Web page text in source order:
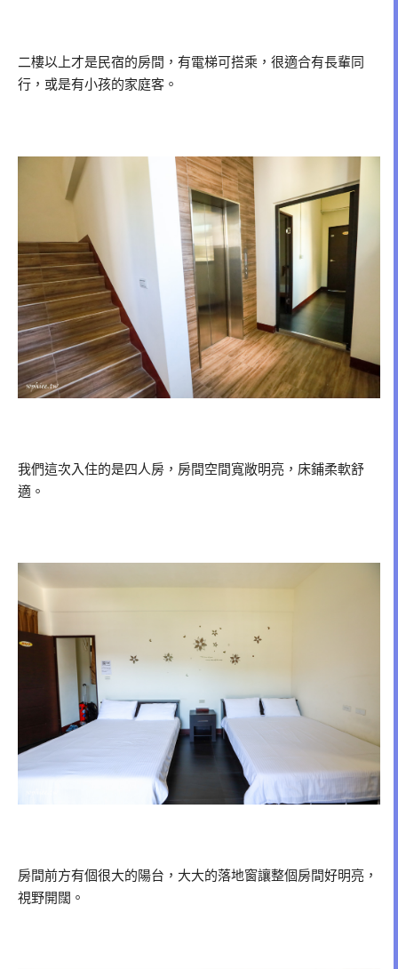
二樓以上才是民宿的房間，有電梯可搭乘，很適合有長輩同
行，或是有小孩的家庭客。
我們這次入住的是四人房，房間空間寬敞明亮，床鋪柔軟舒
適。
房間前方有個很大的陽台，大大的落地窗讓整個房間好明亮，
視野開闊。